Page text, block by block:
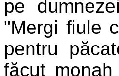
pe
"Mergi fiule
pentru
făcut